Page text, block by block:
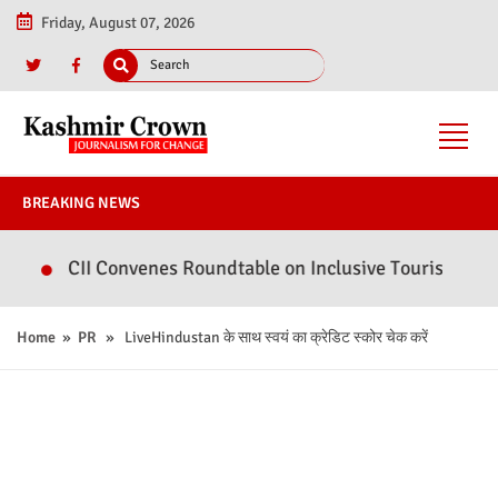
Friday, August 07, 2026
BREAKING NEWS
CII Convenes Roundtable on Inclusive Tourism &
Home » PR » LiveHindustan के साथ स्वयं का क्रेडिट स्कोर चेक करें